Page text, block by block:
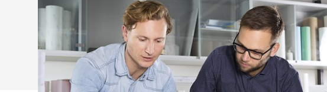
Solicitare de consultanță pentru montarea
IA